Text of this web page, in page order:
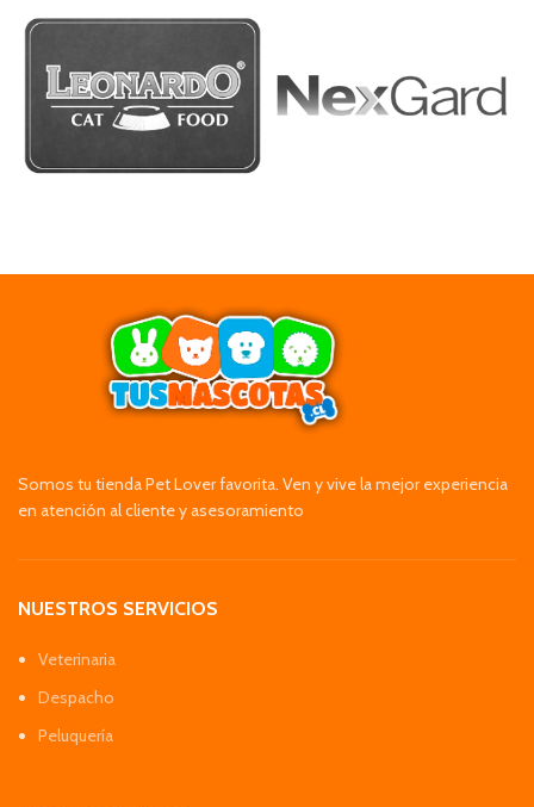
Somos tu tienda Pet Lover favorita. Ven y vive la mejor experiencia
en atención al cliente y asesoramiento
NUESTROS SERVICIOS
Veterinaria
Despacho
Peluquería